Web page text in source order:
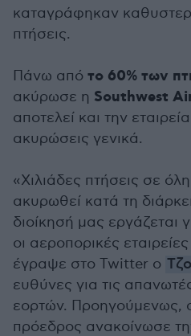
καταγράφηκαν
πτήσεις.
Πάνω από το 60% των
ακύρωσε η Southwest
αποτελεί και την
ακυρώσεις γενικά.
«Χιλιάδες πτήσεις σε
ακυρωθεί κατά τη
διοίκησή μας εργάζεται
οι αεροπορικές
έγραψε στο Twitter ο
ευθύνες για τις
εορτών. Προηγούμενως,
πρόεδρος ανακοίνωσε